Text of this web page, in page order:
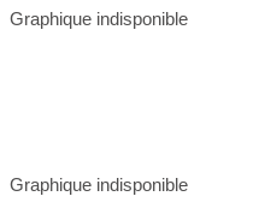
Graphique indisponible
Graphique indisponible